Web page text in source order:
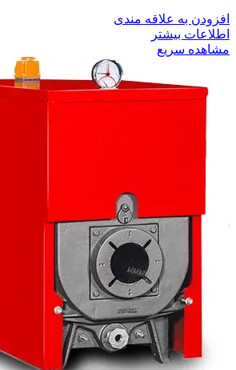
افزودن به علاقه مندی
اطلاعات بیشتر
مشاهده سریع